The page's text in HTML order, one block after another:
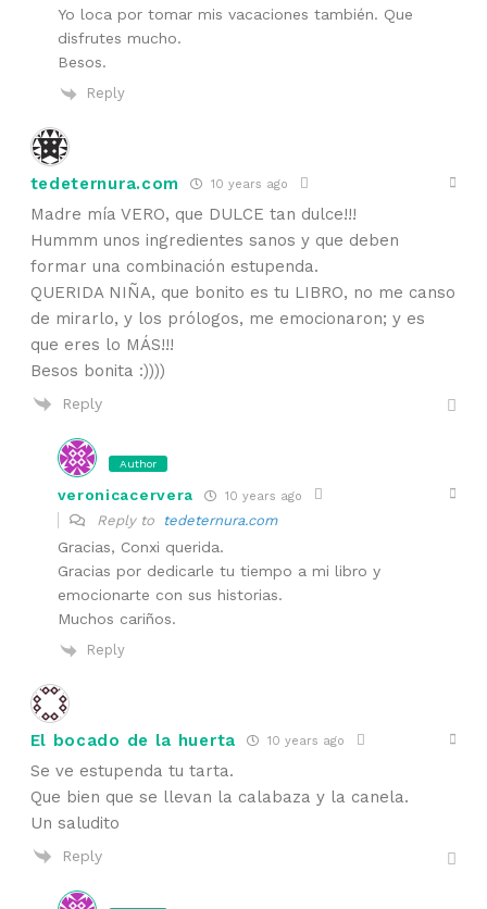
Yo loca por tomar mis vacaciones también. Que
disfrutes mucho.
Besos.
Reply
tedeternura.com 10 years ago
Madre mía VERO, que DULCE tan dulce!!!
Hummm unos ingredientes sanos y que deben
formar una combinación estupenda.
QUERIDA NIÑA, que bonito es tu LIBRO, no me canso
de mirarlo, y los prólogos, me emocionaron; y es
que eres lo MÁS!!!
Besos bonita :))))
Reply
Author
veronicacervera 10 years ago
Reply to tedeternura.com
Gracias, Conxi querida.
Gracias por dedicarle tu tiempo a mi libro y
emocionarte con sus historias.
Muchos cariños.
Reply
El bocado de la huerta 10 years ago
Se ve estupenda tu tarta.
Que bien que se llevan la calabaza y la canela.
Un saludito
Reply